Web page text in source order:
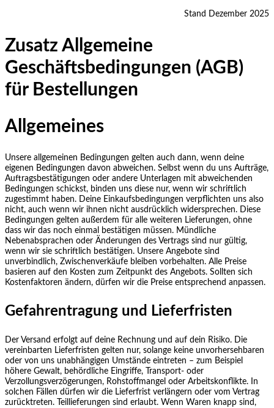
Stand Dezember 2025
Zusatz Allgemeine
Geschäftsbedingungen (AGB)
für Bestellungen
Allgemeines
Unsere allgemeinen Bedingungen gelten auch dann, wenn deine
eigenen Bedingungen davon abweichen. Selbst wenn du uns Aufträge,
Auftragsbestätigungen oder andere Unterlagen mit abweichenden
Bedingungen schickst, binden uns diese nur, wenn wir schriftlich
zugestimmt haben. Deine Einkaufsbedingungen verpflichten uns also
nicht, auch wenn wir ihnen nicht ausdrücklich widersprechen. Diese
Bedingungen gelten außerdem für alle weiteren Lieferungen, ohne
dass wir das noch einmal bestätigen müssen. Mündliche
Nebenabsprachen oder Änderungen des Vertrags sind nur gültig,
wenn wir sie schriftlich bestätigen. Unsere Angebote sind
unverbindlich, Zwischenverkäufe bleiben vorbehalten. Alle Preise
basieren auf den Kosten zum Zeitpunkt des Angebots. Sollten sich
Kostenfaktoren ändern, dürfen wir die Preise entsprechend anpassen.
Gefahrentragung und Lieferfristen
Der Versand erfolgt auf deine Rechnung und auf dein Risiko. Die
vereinbarten Lieferfristen gelten nur, solange keine unvorhersehbaren
oder von uns unabhängigen Umstände eintreten – zum Beispiel
höhere Gewalt, behördliche Eingriffe, Transport- oder
Verzollungsverzögerungen, Rohstoffmangel oder Arbeitskonflikte. In
solchen Fällen dürfen wir die Lieferfrist verlängern oder vom Vertrag
zurücktreten. Teillieferungen sind erlaubt. Wenn Waren knapp sind,